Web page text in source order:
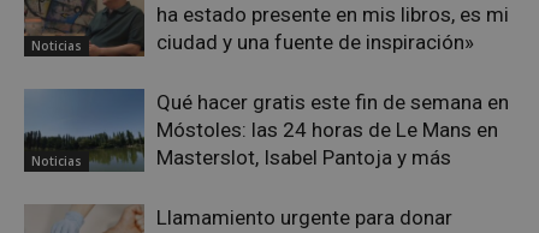
Noticias
ha estado presente en mis libros, es mi
ciudad y una fuente de inspiración»
Noticias
Qué hacer gratis este fin de semana en
Móstoles: las 24 horas de Le Mans en
Masterslot, Isabel Pantoja y más
Llamamiento urgente para donar
msToken .tiktok.com
1 semana 3